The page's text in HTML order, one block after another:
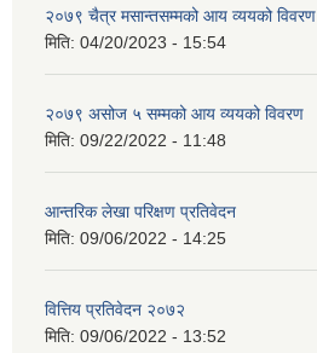
२०७९ चैत्र मसान्तसम्मको आय व्ययको विवरण
मिति: 04/20/2023 - 15:54
२०७९ असोज ५ सम्मको आय व्ययको विवरण
मिति: 09/22/2022 - 11:48
आन्तरिक लेखा परिक्षण प्रतिवेदन
मिति: 09/06/2022 - 14:25
वित्तिय प्रतिवेदन २०७२
मिति: 09/06/2022 - 13:52